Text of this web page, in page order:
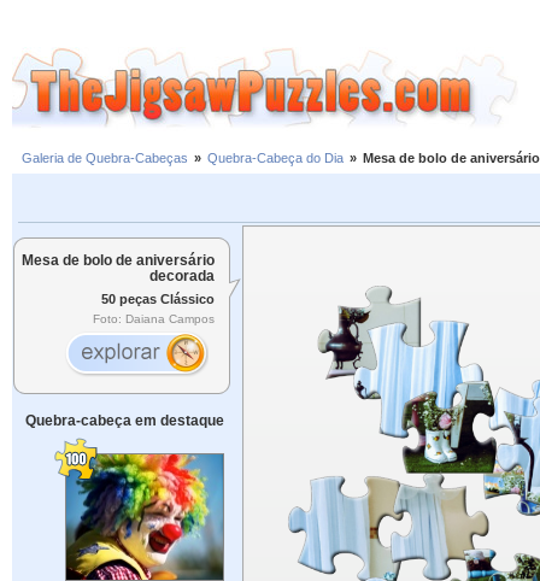
Galeria de Quebra-Cabeças » Quebra-Cabeça do Dia » Mesa de bolo de
Mesa de bolo de aniversário
decorada
50 peças Clássico
Foto: Daiana Campos
Quebra-cabeça em destaque